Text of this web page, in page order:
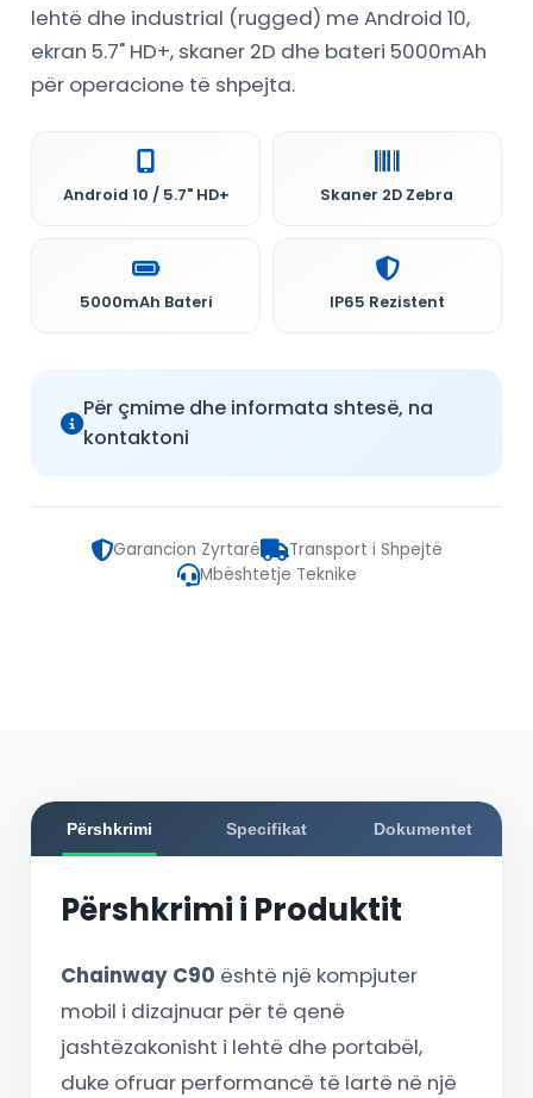
lehtë dhe industrial (rugged) me Android 10,
ekran 5.7" HD+, skaner 2D dhe bateri 5000mAh
për operacione të shpejta.
Android 10 / 5.7" HD+ Skaner 2D Zebra
5000mAh Bateri IP65 Rezistent
Për çmime dhe informata shtesë, na
kontaktoni
Garancion Zyrtarë
Transport i Shpejtë
Mbështetje Teknike
Përshkrimi Specifikat Dokumentet
Përshkrimi i Produktit
Chainway C90 është një kompjuter
mobil i dizajnuar për të qenë
jashtëzakonisht i lehtë dhe portabël,
duke ofruar performancë të lartë në një